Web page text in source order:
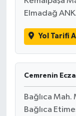
Elmadağ
Yol Tarifi Al
Cemrenin
Bağlıca
Bağlıca